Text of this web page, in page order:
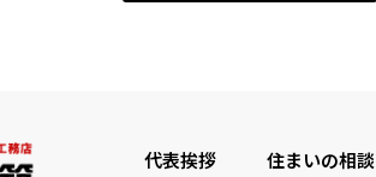
代表挨拶 住まいの相談